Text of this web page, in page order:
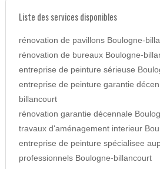
Liste des services disponibles
rénovation de pavillons Boulogne-
rénovation de bureaux Boulogne-
entreprise de peinture sérieuse
entreprise de peinture garantie
billancourt
rénovation garantie décennale
travaux d'aménagement interieur
entreprise de peinture spécialisee
professionnels Boulogne-billancourt